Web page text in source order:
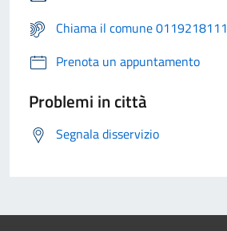
Chiama il comune 0119218111
Prenota un appuntamento
Problemi in città
Segnala disservizio